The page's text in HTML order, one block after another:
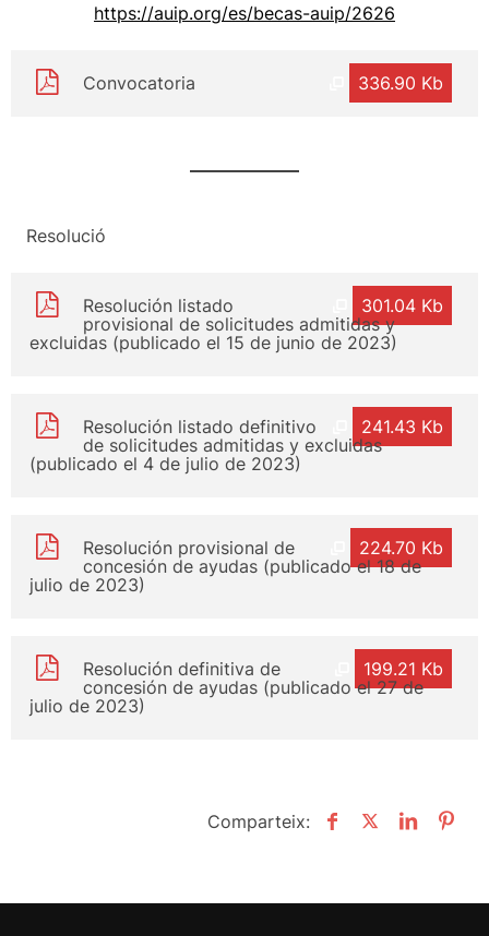
https://auip.org/es/becas-auip/2626
336.90 Kb
Convocatoria
Resolució
301.04 Kb
Resolución listado
provisional de solicitudes admitidas y
excluidas (publicado el 15 de junio de 2023)
241.43 Kb
Resolución listado definitivo
de solicitudes admitidas y excluidas
(publicado el 4 de julio de 2023)
224.70 Kb
Resolución provisional de
concesión de ayudas (publicado el 18 de
julio de 2023)
199.21 Kb
Resolución definitiva de
concesión de ayudas (publicado el 27 de
julio de 2023)
Comparteix: